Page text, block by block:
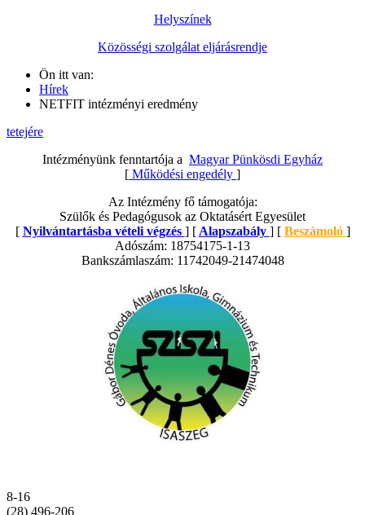
Helyszínek
Közösségi szolgálat eljárásrendje
Ön itt van:
Hírek
NETFIT intézményi eredmény
tetejére
Intézményünk fenntartója a Magyar Pünkösdi Egyház
[ Működési engedély ]
Az Intézmény fő támogatója:
Szülők és Pedagógusok az Oktatásért Egyesület
[ Nyilvántartásba vételi végzés ] [ Alapszabály ] [ Beszámoló ]
Adószám: 18754175-1-13
Bankszámlaszám: 11742049-21474048
8-16
(28) 496-206